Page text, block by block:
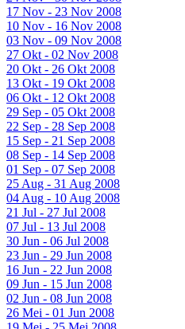
17 Nov - 23 Nov 2008
10 Nov - 16 Nov 2008
03 Nov - 09 Nov 2008
27 Okt - 02 Nov 2008
20 Okt - 26 Okt 2008
13 Okt - 19 Okt 2008
06 Okt - 12 Okt 2008
29 Sep - 05 Okt 2008
22 Sep - 28 Sep 2008
15 Sep - 21 Sep 2008
08 Sep - 14 Sep 2008
01 Sep - 07 Sep 2008
25 Aug - 31 Aug 2008
04 Aug - 10 Aug 2008
21 Jul - 27 Jul 2008
07 Jul - 13 Jul 2008
30 Jun - 06 Jul 2008
23 Jun - 29 Jun 2008
16 Jun - 22 Jun 2008
09 Jun - 15 Jun 2008
02 Jun - 08 Jun 2008
26 Mei - 01 Jun 2008